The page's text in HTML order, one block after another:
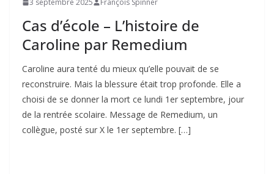
3 septembre 2025 François Spinner
Cas d’école – L’histoire de
Caroline par Remedium
Caroline aura tenté du mieux qu’elle pouvait de se
reconstruire. Mais la blessure était trop profonde. Elle a
choisi de se donner la mort ce lundi 1er septembre, jour
de la rentrée scolaire. Message de Remedium, un
collègue, posté sur X le 1er septembre. […]